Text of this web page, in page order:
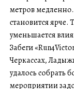
метров
становится ярче.
уменьшается
Забеги
Черкассах,
удалось собрать
мероприятии